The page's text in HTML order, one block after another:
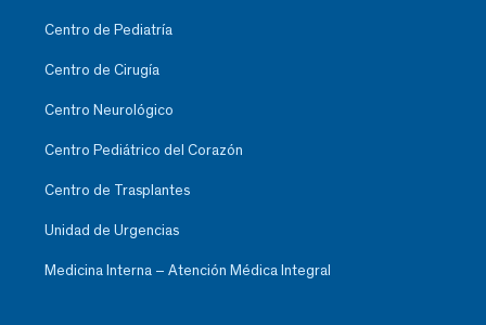
Centro de Pediatría
Centro de Cirugía
Centro Neurológico
Centro Pediátrico del Corazón
Centro de Trasplantes
Unidad de Urgencias
Medicina Interna – Atención Médica Integral